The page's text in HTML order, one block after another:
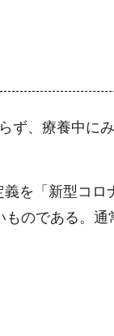
、療養中に
を「新型コ
のである。